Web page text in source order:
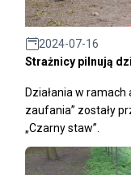
2024-07-16
Strażnicy pilnują
Działania w
zaufania” zostały
„Czarny staw”.